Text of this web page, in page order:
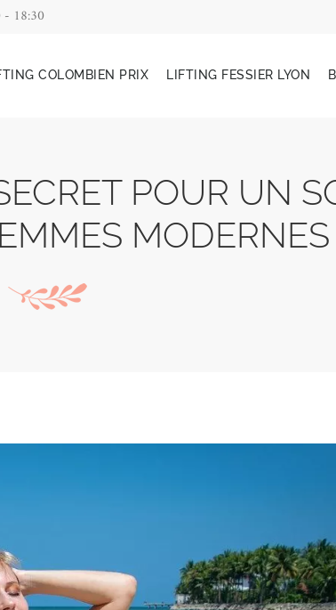
18:30
COLOMBIEN PRIX LIFTING FESSIER LYON
POUR UN
MODERNES